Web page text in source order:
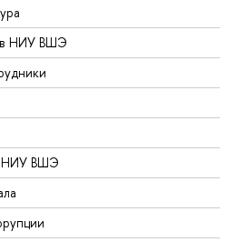
в НИУ ВШЭ
НИУ ВШЭ